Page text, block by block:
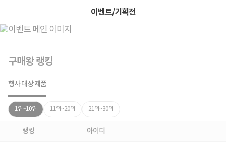
이벤트/기획전
구매왕 랭킹
행사 대상 제품
1위~10위 11위~20위 21위~30위
랭킹 아이디